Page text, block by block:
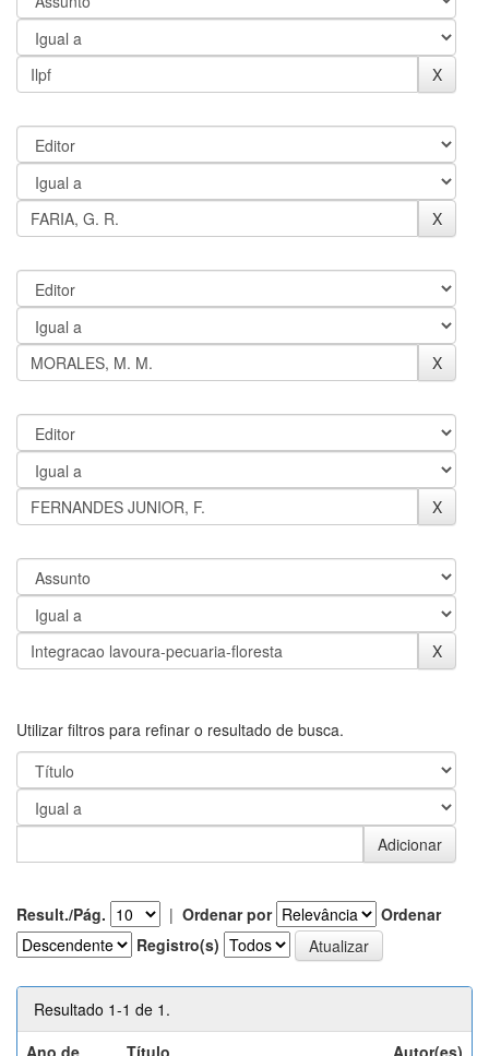
Utilizar filtros para refinar o resultado de busca.
Result./Pág. | Ordenar por
Ordenar
Registro(s)
Resultado 1-1 de 1.
Ano de
Título Autor(es)